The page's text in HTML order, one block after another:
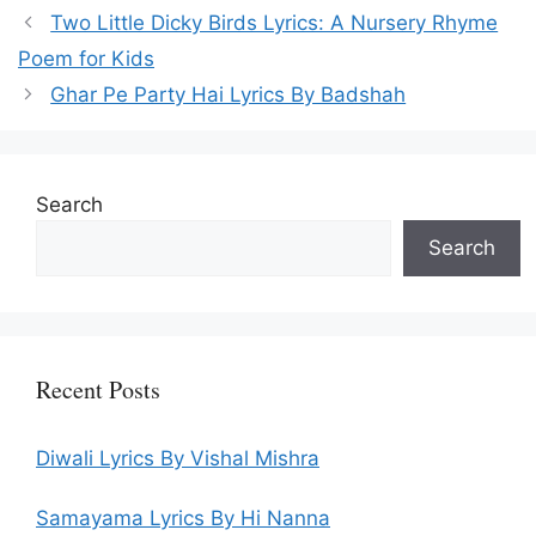
Two Little Dicky Birds Lyrics: A Nursery Rhyme
Poem for Kids
Ghar Pe Party Hai Lyrics By Badshah
Search
Search
Recent Posts
Diwali Lyrics By Vishal Mishra
Samayama Lyrics By Hi Nanna